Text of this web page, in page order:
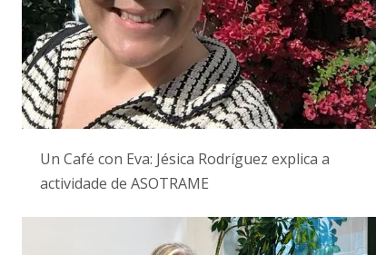
Un Café con Eva: Jésica Rodríguez explica a
actividade de ASOTRAME